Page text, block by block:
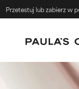
Przetestuj lub zabierz w